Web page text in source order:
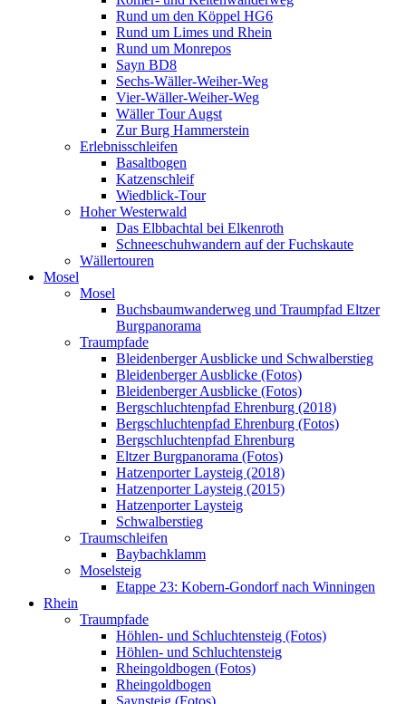
Rund um den Köppel HG6
Rund um Limes und Rhein
Rund um Monrepos
Sayn BD8
Sechs-Wäller-Weiher-Weg
Vier-Wäller-Weiher-Weg
Wäller Tour Augst
Zur Burg Hammerstein
Erlebnisschleifen
Basaltbogen
Katzenschleif
Wiedblick-Tour
Hoher Westerwald
Das Elbbachtal bei Elkenroth
Schneeschuhwandern auf der Fuchskaute
Wällertouren
Mosel
Mosel
Buchsbaumwanderweg und Traumpfad Eltzer
Burgpanorama
Traumpfade
Bleidenberger Ausblicke und Schwalberstieg
Bleidenberger Ausblicke (Fotos)
Bleidenberger Ausblicke (Fotos)
Bergschluchtenpfad Ehrenburg (2018)
Bergschluchtenpfad Ehrenburg (Fotos)
Bergschluchtenpfad Ehrenburg
Eltzer Burgpanorama (Fotos)
Hatzenporter Laysteig (2018)
Hatzenporter Laysteig (2015)
Hatzenporter Laysteig
Schwalberstieg
Traumschleifen
Baybachklamm
Moselsteig
Etappe 23: Kobern-Gondorf nach Winningen
Rhein
Traumpfade
Höhlen- und Schluchtensteig (Fotos)
Höhlen- und Schluchtensteig
Rheingoldbogen (Fotos)
Rheingoldbogen
Saynsteig (Fotos)